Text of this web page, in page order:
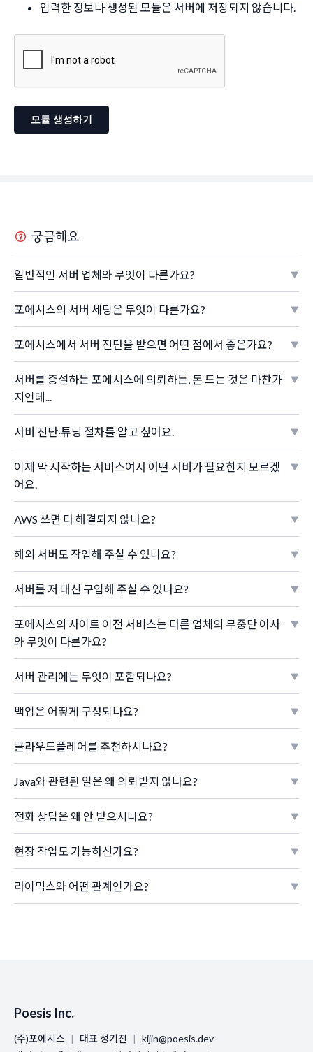
입력한 정보나 생성된 모듈은 서버에 저장되지 않습니다.
모듈 생성하기
궁금해요
일반적인 서버 업체와 무엇이 다른가요?
포에시스의 서버 세팅은 무엇이 다른가요?
포에시스에서 서버 진단을 받으면 어떤 점에서 좋은가요?
서버를 증설하든 포에시스에 의뢰하든, 돈 드는 것은 마찬가
지인데...
서버 진단·튜닝 절차를 알고 싶어요.
이제 막 시작하는 서비스여서 어떤 서버가 필요한지 모르겠
어요.
AWS 쓰면 다 해결되지 않나요?
해외 서버도 작업해 주실 수 있나요?
서버를 저 대신 구입해 주실 수 있나요?
포에시스의 사이트 이전 서비스는 다른 업체의 무중단 이사
와 무엇이 다른가요?
서버 관리에는 무엇이 포함되나요?
백업은 어떻게 구성되나요?
클라우드플레어를 추천하시나요?
Java와 관련된 일은 왜 의뢰받지 않나요?
전화 상담은 왜 안 받으시나요?
현장 작업도 가능하신가요?
라이믹스와 어떤 관계인가요?
Poesis Inc.
(주)포에시스 | 대표 성기진 | kijin@poesis.dev